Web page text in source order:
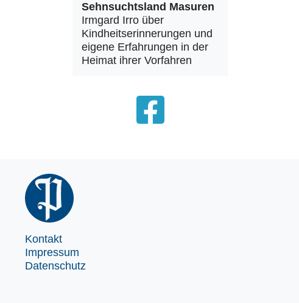
Sehnsuchtsland Masuren
Irmgard Irro über
Kindheitserinnerungen und
eigene Erfahrungen in der
Heimat ihrer Vorfahren
Kontakt
Impressum
Datenschutz